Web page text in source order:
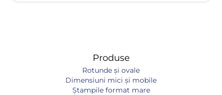
Produse
Rotunde și ovale
Dimensiuni mici și mobile
Ștampile format mare